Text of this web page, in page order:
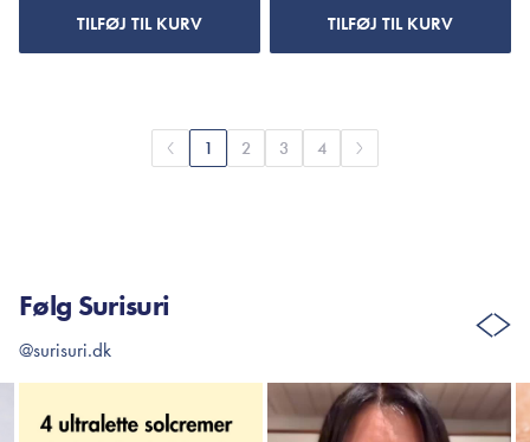
TILFØJ TIL KURV TILFØJ TIL KURV
1 2 3 4
Følg Surisuri
@surisuri.dk